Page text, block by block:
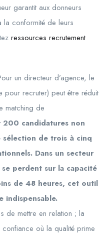
garantit aux donneurs
la conformité de leurs
ressources recrutement
un directeur d’agence, le
pour recruter) peut être réduit
matching de
200 candidatures non
sélection de trois à cinq
Dans un secteur
perdent sur la capacité
de 48 heures, cet outil
indispensable.
de mettre en relation ; la
où la qualité prime